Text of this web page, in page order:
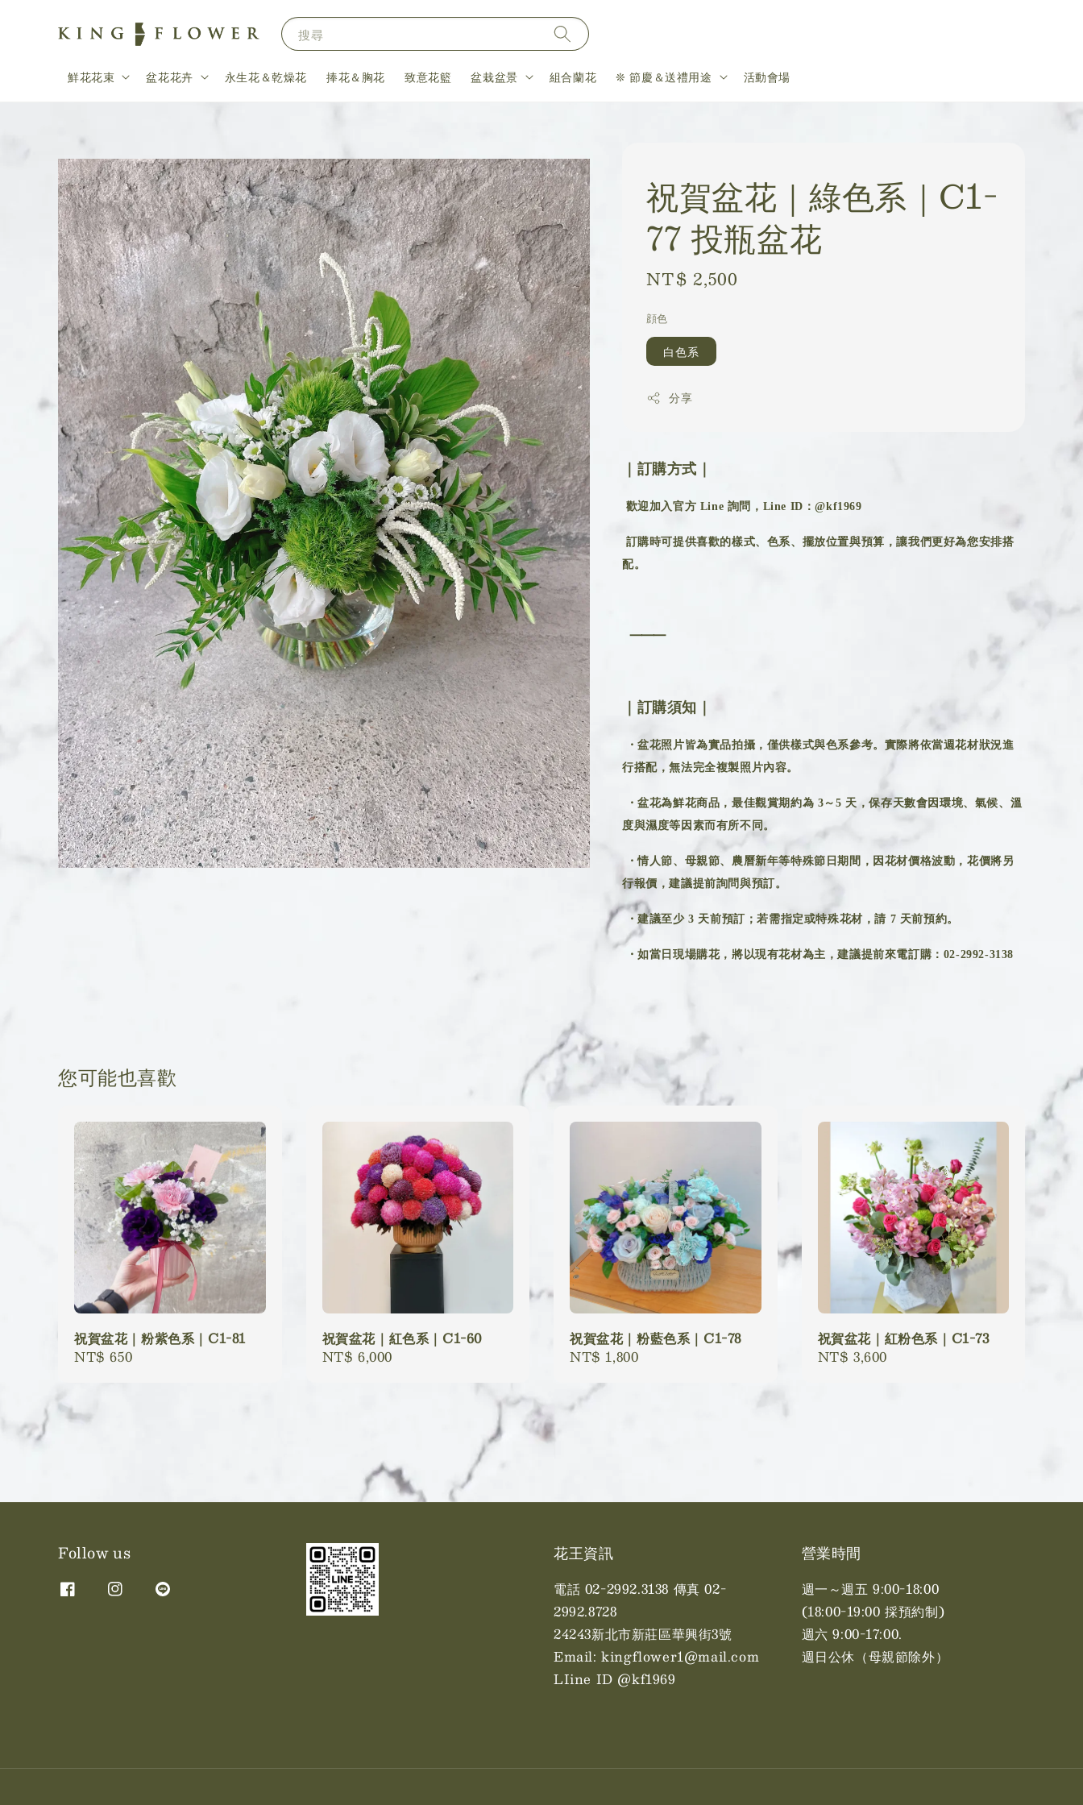
搜尋
鮮花花束 盆花花卉 永生花＆乾燥花 捧花＆胸花 致意花籃 盆栽盆景 組合蘭花 ❊ 節慶＆送禮用途 活動會場
祝賀盆花｜綠色系｜C1-
77 投瓶盆花
Regular
NT$ 2,500
顔色
白色系
分享
｜訂購方式｜
歡迎加入官方 Line 詢問，Line ID：@kf1969
訂購時可提供喜歡的樣式、色系、擺放位置與預算，讓我們更好為您安排搭
配。
⸻
｜訂購須知｜
・盆花照片皆為實品拍攝，僅供樣式與色系參考。實際將依當週花材狀況進
行搭配，無法完全複製照片內容。
・盆花為鮮花商品，最佳觀賞期約為 3～5 天，保存天數會因環境、氣候、溫
度與濕度等因素而有所不同。
・情人節、母親節、農曆新年等特殊節日期間，因花材價格波動，花價將另
行報價，建議提前詢問與預訂。
・建議至少 3 天前預訂；若需指定或特殊花材，請 7 天前預約。
・如當日現場購花，將以現有花材為主，建議提前來電訂購：02-2992-3138
您可能也喜歡
祝賀盆花｜粉紫色系｜C1-81
Regular
NT$ 650
祝賀盆花｜紅色系｜C1-60
Regular
NT$ 6,000
祝賀盆花｜粉藍色系｜C1-78
Regular
NT$ 1,800
祝賀盆花｜紅粉色系｜C1-73
Regular
NT$ 3,600
Follow us 花王資訊
電話 02-2992.3138 傳真 02-
2992.8728
24243新北市新莊區華興街3號
Email: kingflower1@mail.com
LIine ID @kf1969
營業時間
週一～週五 9:00-18:00
(18:00-19:00 採預約制)
週六 9:00-17:00. ​​
週日公休（母親節除外）